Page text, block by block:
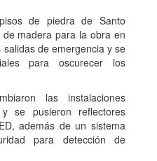
de piedra de Santo
madera para la obra en
de emergencia y se
para oscurecer los
las instalaciones
se pusieron reflectores
además de un sistema
para detección de